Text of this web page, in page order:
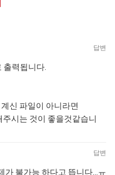
답변
출력됩니다.
신 파일이 아니라면
시는 것이 좋을것같습니
답변
가 불가능 하다고 뜹니다...ㅠ